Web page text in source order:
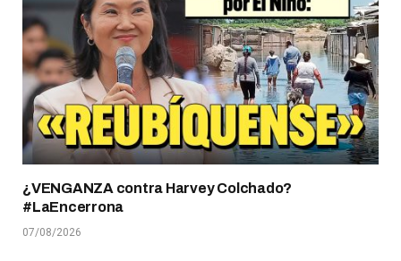
¿VENGANZA contra Harvey Colchado?
#LaEncerrona
07/08/2026